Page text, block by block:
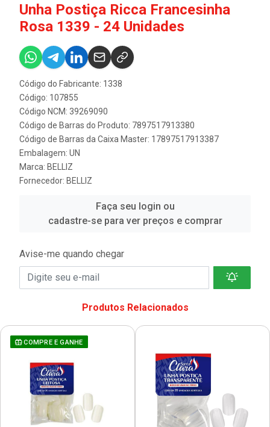
Unha Postiça Ricca Francesinha
Rosa 1339 - 24 Unidades
Código do Fabricante: 1338
Código: 107855
Código NCM: 39269090
Código de Barras do Produto: 7897517913380
Código de Barras da Caixa Master: 17897517913387
Embalagem: UN
Marca: BELLIZ
Fornecedor: BELLIZ
Faça seu login ou
cadastre-se para ver preços e comprar
Avise-me quando chegar
Produtos Relacionados
COMPRE E GANHE